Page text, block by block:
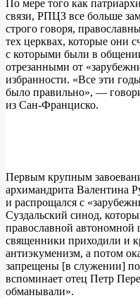
По мере того как
связи, РПЦЗ все больше
строго говоря,
тех церквах, которые они
с которыми были в
отрезанными от
избранности. «Все эти
было правильно», —
из Сан-Франциско.
Первым крупным
архимандрита Валентина
и распрощался с
Суздальский синод,
православной автономной
священники приходили и
антиэкуменизм, а потом
запрещены [в служении]
вспоминает отец Петр
обманывали».